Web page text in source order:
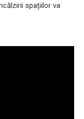
spațiilor va